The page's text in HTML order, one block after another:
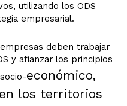
utilizando los ODS
empresarial.
deben trabajar
y afianzar los principios
económico,
los territorios